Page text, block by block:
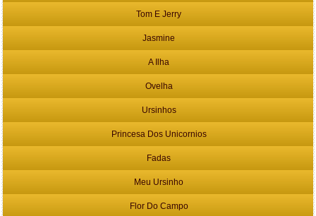
Tom E Jerry
Jasmine
A Ilha
Ovelha
Ursinhos
Princesa Dos Unicornios
Fadas
Meu Ursinho
Flor Do Campo